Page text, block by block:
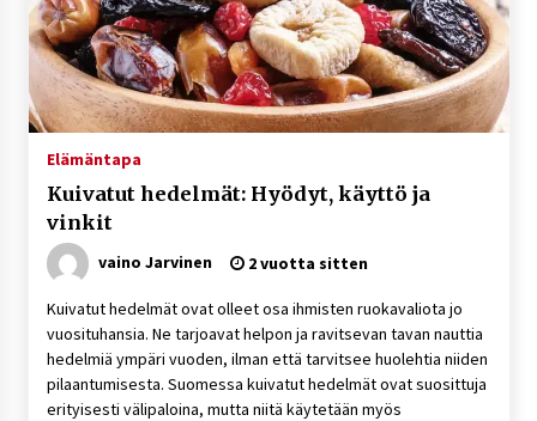
Pia Töyli – tapaus, joka jäi osaksi Suomen
rikoshistoriaa
3 viikkoa sitten
3 viikkoa sitten
Uutisankkuri Jan Andersson vaimo – faktat ja
3 viikkoa sitten
Pamela Anderson ikä, ura ja elämä
4 viikkoa sitten
Elämäntapa
Kuivatut hedelmät: Hyödyt, käyttö ja
vinkit
vaino Jarvinen 2 vuotta sitten
Kuivatut hedelmät ovat olleet osa ihmisten ruokavaliota jo
vuosituhansia. Ne tarjoavat helpon ja ravitsevan tavan nauttia
hedelmiä ympäri vuoden, ilman että tarvitsee huolehtia niiden
pilaantumisesta. Suomessa kuivatut hedelmät ovat suosittuja
erityisesti välipaloina, mutta niitä käytetään myös